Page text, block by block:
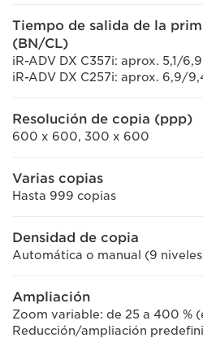
Tiempo de salida de la
(BN/CL)
iR-ADV DX C357i: aprox. 5,1/
iR-ADV DX C257i: aprox. 6,9/
Resolución de copia (ppp)
600 x 600, 300 x 600
Varias copias
Hasta 999 copias
Densidad de copia
Automática o manual (9
Ampliación
Zoom variable: de 25 a 400 %
Reducción/ampliación